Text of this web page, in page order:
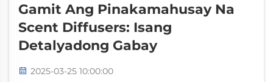
Gamit Ang Pinakamahusay Na
Scent Diffusers: Isang
Detalyadong Gabay
2025-03-25 10:00:00